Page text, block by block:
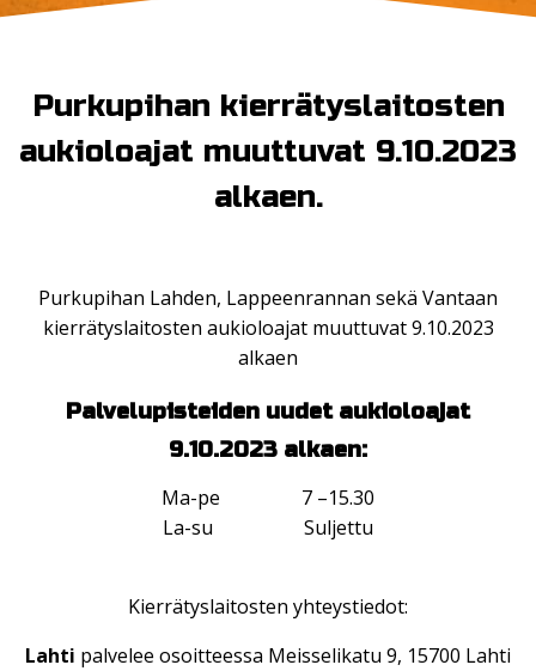
Purkupihan kierrätyslaitosten
aukioloajat muuttuvat 9.10.2023
alkaen.
Purkupihan Lahden, Lappeenrannan sekä Vantaan
kierrätyslaitosten aukioloajat muuttuvat 9.10.2023
alkaen
Palvelupisteiden uudet aukioloajat
9.10.2023 alkaen:
Ma-pe 7 –15.30
La-su Suljettu
Kierrätyslaitosten yhteystiedot:
Lahti palvelee osoitteessa Meisselikatu 9, 15700 Lahti